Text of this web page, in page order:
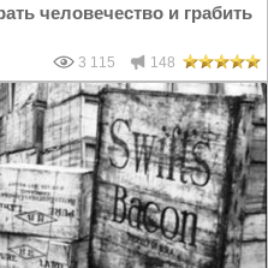
человечество и грабить
3 115 148